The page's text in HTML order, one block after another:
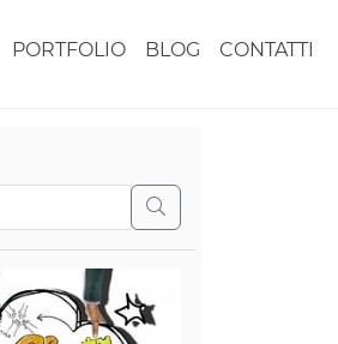
PORTFOLIO BLOG CONTATTI